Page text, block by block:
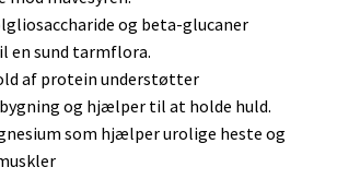
og beta-glucaner
en sund tarmflora.
af protein understøtter
og hjælper til at holde huld.
som hjælper urolige heste og